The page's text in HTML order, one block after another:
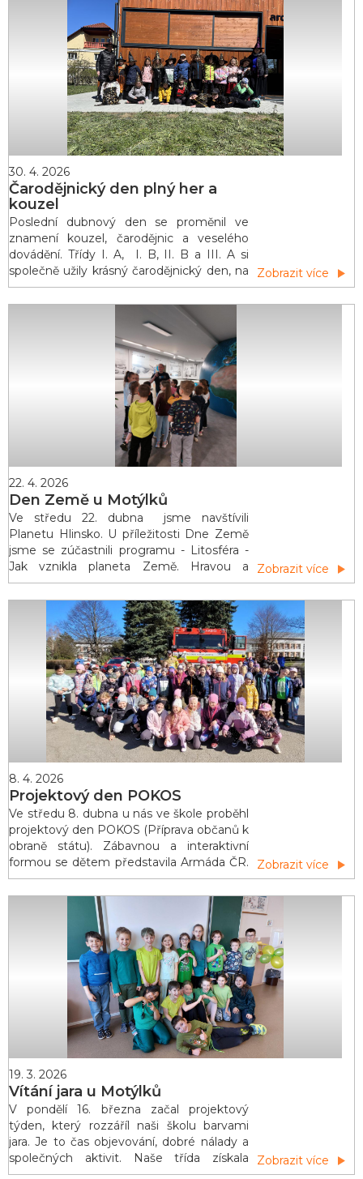
naskytl nádherný výhled do jejíhloubky.
Poté jsme se lanovkou svezli dolů k
Punkevním jeskyním. Už samotná jízda
bylapro děti velkým
30. 4. 2026
Čarodějnický den plný her a
kouzel
Poslední dubnový den se proměnil ve
znamení kouzel, čarodějnic a veselého
dovádění. Třídy I. A, I. B, II. B a III. A si
společně užily krásný čarodějnický den, na
který budou děti ještě dlouho vzpomínat.
Pro všechny malé čaroděje a čarodějnice
byl připraven pestrý program plný her,
soutěží a zábavy. Na školním pozemku
vzniklo několik stanovišť, kde si děti mohly
vyzkoušet svou šikovnost, rychlost i o
Zobrazit více
22. 4. 2026
Den Země u Motýlků
Ve středu 22. dubna jsme navštívili
Planetu Hlinsko. U příležitosti Dne Země
jsme se zúčastnili programu - Litosféra -
Jak vznikla planeta Země. Hravou a
zajímavou formou jsme se dozvěděli
nejen jak vznikla naše planeta, ale z jakých
vrstev se skládá, jak ovlivňuje Měsíc odliv
a příliv, co se děje při zemětřesení a
seznámili jsme se s různými geologickými
pojmy. Po příchodu do školy jsme
pokračovali v aktivitách, které n&aacu
Zobrazit více
8. 4. 2026
Projektový den POKOS
Ve středu 8. dubna u nás ve škole proběhl
projektový den POKOS (Příprava občanů k
obraně státu). Zábavnou a interaktivní
formou se dětem představila Armáda ČR.
Přednášky se zaměřily na mimořádné
situace, přežití v terénu a
kyberbezpečnost.Děti mohly vidět
nejmodernější hasičské auto z VHJ Týniště
a vyzkoušet si hašení vodou, prohlédnout
si své spolužáky termokamerou a
potěžkat si vyproš
Zobrazit více
19. 3. 2026
Vítání jara u Motýlků
V pondělí 16. března začal projektový
týden, který rozzáříl naši školu barvami
jara. Je to čas objevování, dobré nálady a
společných aktivit. Naše třída získala
symbolický jarní klíč, který máme na
Zobrazit více